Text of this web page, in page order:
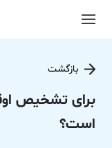
بازگشت
برای تشخیص
است؟